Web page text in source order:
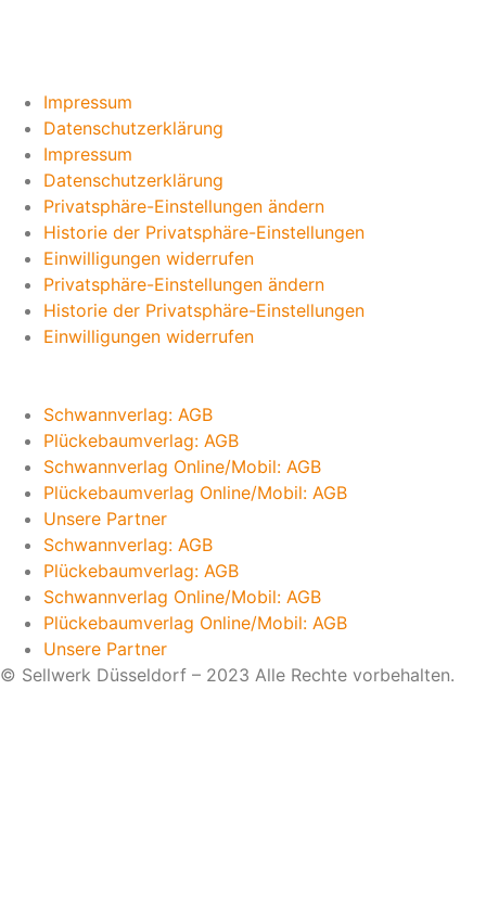
Impressum
Datenschutzerklärung
Impressum
Datenschutzerklärung
Privatsphäre-Einstellungen ändern
Historie der Privatsphäre-Einstellungen
Einwilligungen widerrufen
Privatsphäre-Einstellungen ändern
Historie der Privatsphäre-Einstellungen
Einwilligungen widerrufen
Schwannverlag: AGB
Plückebaumverlag: AGB
Schwannverlag Online/Mobil: AGB
Plückebaumverlag Online/Mobil: AGB
Unsere Partner
Schwannverlag: AGB
Plückebaumverlag: AGB
Schwannverlag Online/Mobil: AGB
Plückebaumverlag Online/Mobil: AGB
Unsere Partner
© Sellwerk Düsseldorf – 2023 Alle Rechte vorbehalten.